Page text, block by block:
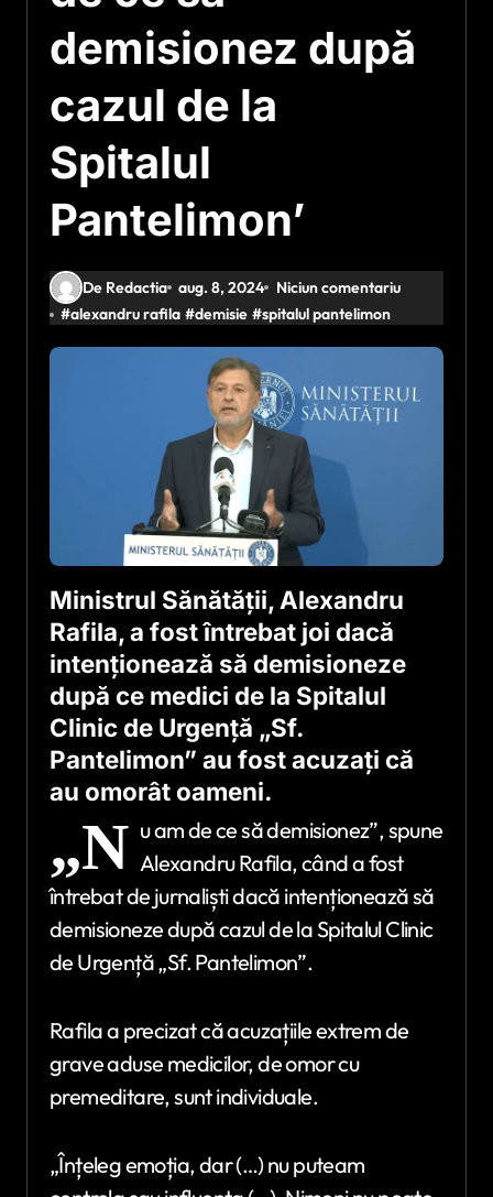
demisionez după
cazul de la
Spitalul
Pantelimon’
De Redactia aug. 8, 2024
Niciun comentariu
#alexandru rafila #demisie #spitalul pantelimon
Ministrul Sănătății, Alexandru
Rafila, a fost întrebat joi dacă
intenționează să demisioneze
după ce medici de la Spitalul
Clinic de Urgență „Sf.
Pantelimon” au fost acuzați că
au omorât oameni.
„N u am de ce să demisionez”, spune
Alexandru Rafila, când a fost
întrebat de jurnaliști dacă intenționează să
demisioneze după cazul de la Spitalul Clinic
de Urgență „Sf. Pantelimon”.
Rafila a precizat că acuzațiile extrem de
grave aduse medicilor, de omor cu
premeditare, sunt individuale.
„Înțeleg emoția, dar (…) nu puteam